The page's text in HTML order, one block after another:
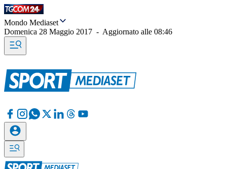
Mondo Mediaset
Domenica 28 Maggio 2017 - Aggiornato alle 08:46